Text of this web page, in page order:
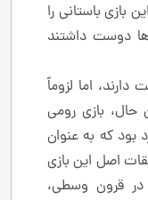
بازی باستانی را
دوست داشتند
اما لزوماً
حال، بازی رومی
بود که به عنوان
اصل این بازی
در قرون وسطی،